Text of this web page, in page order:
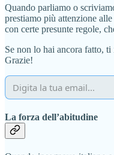
Quando parliamo o
prestiamo più attenzione
con certe presunte regole,
Se non lo hai ancora fatto,
Grazie!
La forza dell’abitudine